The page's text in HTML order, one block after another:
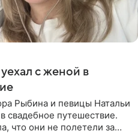
с женой в
Рыбина и певицы Натальи
свадебное путешествие.
что они не полетели за